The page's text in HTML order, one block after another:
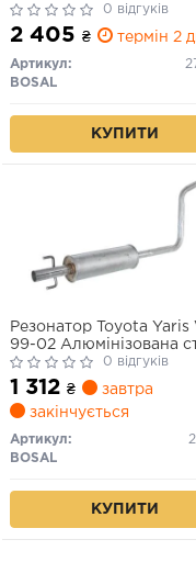
0 відгуків
2 405 ₴ термін 2
Артикул:
BOSAL
КУПИТИ
Резонатор Toyota Yaris
99-02 Алюмінізована
0 відгуків
1 312 ₴
завтра
закінчується
Артикул:
BOSAL
КУПИТИ